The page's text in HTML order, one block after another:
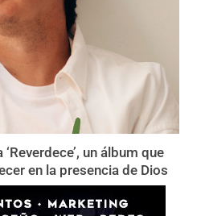
un álbum que
en la presencia de Dios